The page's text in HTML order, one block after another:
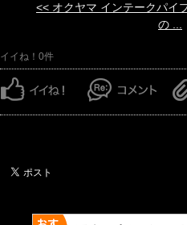
<< オクヤマ インテークパイ
の ...
イイね！0件